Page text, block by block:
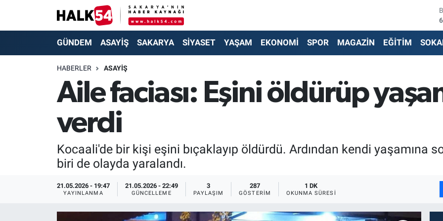
GÜNDEM ASAYİŞ SAKARYA SİYASET YAŞAM EKONOMİ SPOR MAGAZİN EĞİTİM
HABERLER ASAYİŞ
Aile faciası: Eşini öldürüp
verdi
Kocaali'de bir kişi eşini bıçaklayıp öldürdü. Ardından kendi yaşamına
biri de olayda yaralandı.
21.05.2026 - 19:47
YAYINLANMA
21.05.2026 - 22:49
GÜNCELLEME
3
PAYLAŞIM
287
GÖSTERIM
1 DK
OKUNMA SÜRESI
GÜNDEM
EKONOMİ
SOKAK RÖPORTAJLARI
Adapazarı Nöbetçi Eczaneler
Adapazarı Trafik Yoğunluk Haritası
Süper Lig Puan Durumu ve Fikstür
Son Dakika Haberleri
Haber Arşivi